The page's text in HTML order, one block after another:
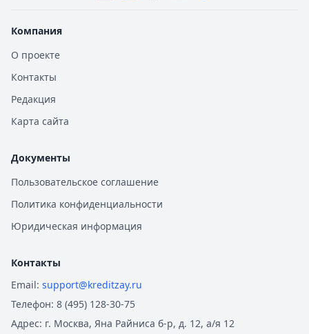
Компания
О проекте
Контакты
Редакция
Карта сайта
Документы
Пользовательское соглашение
Политика конфиденциальности
Юридическая информация
Контакты
Email: support@kreditzay.ru
Телефон: 8 (495) 128-30-75
Адрес: г. Москва, Яна Райниса б-р, д. 12, а/я 12